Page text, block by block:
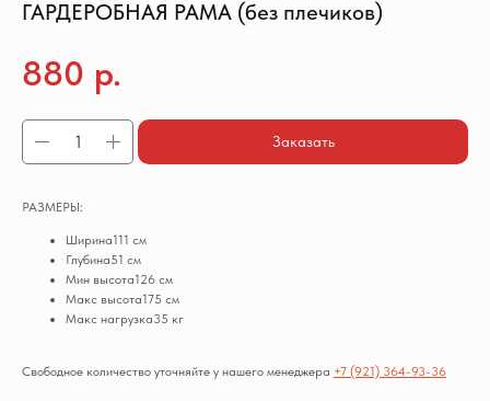
ГАРДЕРОБНАЯ РАМА (без плечиков)
880 р.
Заказать
РАЗМЕРЫ:
Ширина111 см
Глубина51 см
Мин высота126 см
Макс высота175 см
Макс нагрузка35 кг
Свободное количество уточняйте у нашего менеджера +7 (921) 364-93-36